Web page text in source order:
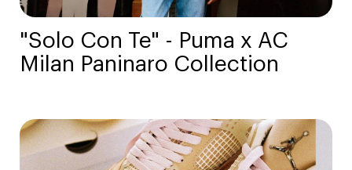
"Solo Con Te" - Puma x AC
Milan Paninaro Collection